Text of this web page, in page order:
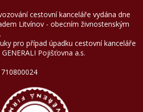
cestovní kanceláře vydána dne
Litvínov - obecním živnostenským
pro případ úpadku cestovní kanceláře
GENERALI Pojišťovna